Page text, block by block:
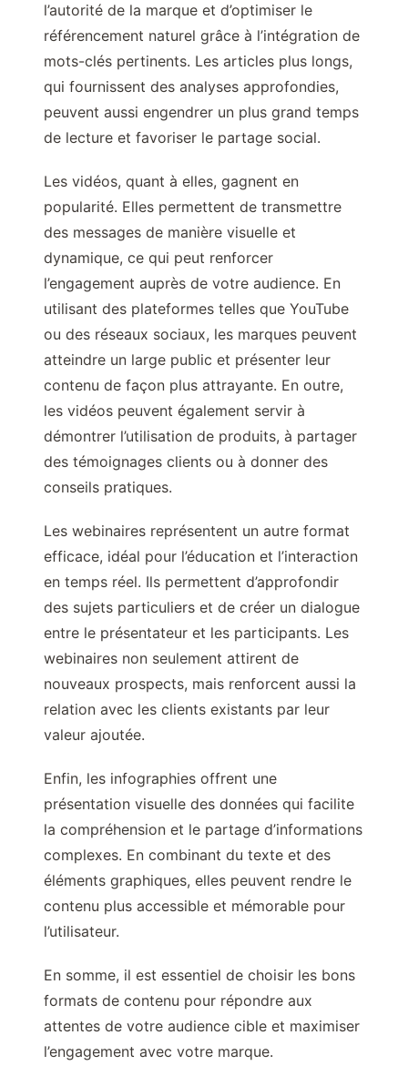
l’autorité de la marque et d’optimiser le
référencement naturel grâce à l’intégration de
mots-clés pertinents. Les articles plus longs,
qui fournissent des analyses approfondies,
peuvent aussi engendrer un plus grand temps
de lecture et favoriser le partage social.
Les vidéos, quant à elles, gagnent en
popularité. Elles permettent de transmettre
des messages de manière visuelle et
dynamique, ce qui peut renforcer
l’engagement auprès de votre audience. En
utilisant des plateformes telles que YouTube
ou des réseaux sociaux, les marques peuvent
atteindre un large public et présenter leur
contenu de façon plus attrayante. En outre,
les vidéos peuvent également servir à
démontrer l’utilisation de produits, à partager
des témoignages clients ou à donner des
conseils pratiques.
Les webinaires représentent un autre format
efficace, idéal pour l’éducation et l’interaction
en temps réel. Ils permettent d’approfondir
des sujets particuliers et de créer un dialogue
entre le présentateur et les participants. Les
webinaires non seulement attirent de
nouveaux prospects, mais renforcent aussi la
relation avec les clients existants par leur
valeur ajoutée.
Enfin, les infographies offrent une
présentation visuelle des données qui facilite
la compréhension et le partage d’informations
complexes. En combinant du texte et des
éléments graphiques, elles peuvent rendre le
contenu plus accessible et mémorable pour
l’utilisateur.
En somme, il est essentiel de choisir les bons
formats de contenu pour répondre aux
attentes de votre audience cible et maximiser
l’engagement avec votre marque.